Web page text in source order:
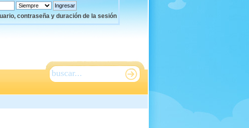
contraseña y duración de la sesión